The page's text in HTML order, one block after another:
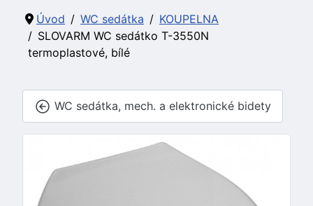
Úvod WC sedátka
KOUPELNA
SLOVARM WC sedátko T-3550N
termoplastové, bílé
WC sedátka, mech. a elektronické bidety